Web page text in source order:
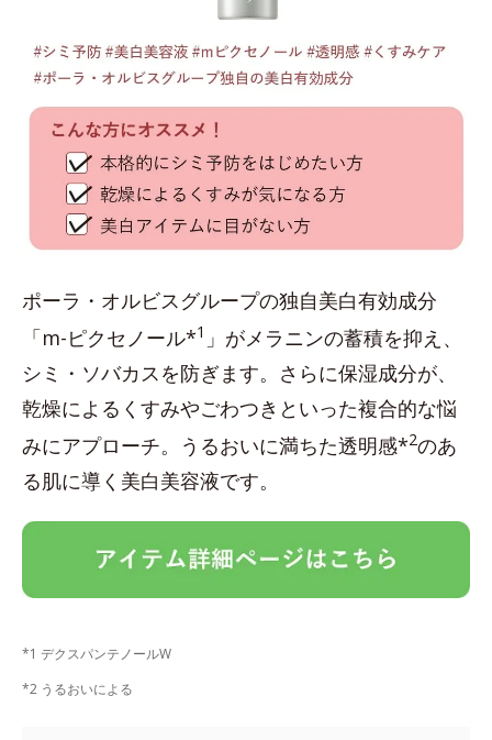
ポーラ・オルビスグループの独自美白有効成分
「m-ピクセノール*1 」がメラニンの蓄積を抑え、
シミ・ソバカスを防ぎます。さらに保湿成分が、
乾燥によるくすみやごわつきといった複合的な悩
みにアプローチ。うるおいに満ちた透明感*2のあ
る肌に導く美白美容液です。
*1 デクスパンテノールW
*2 うるおいによる